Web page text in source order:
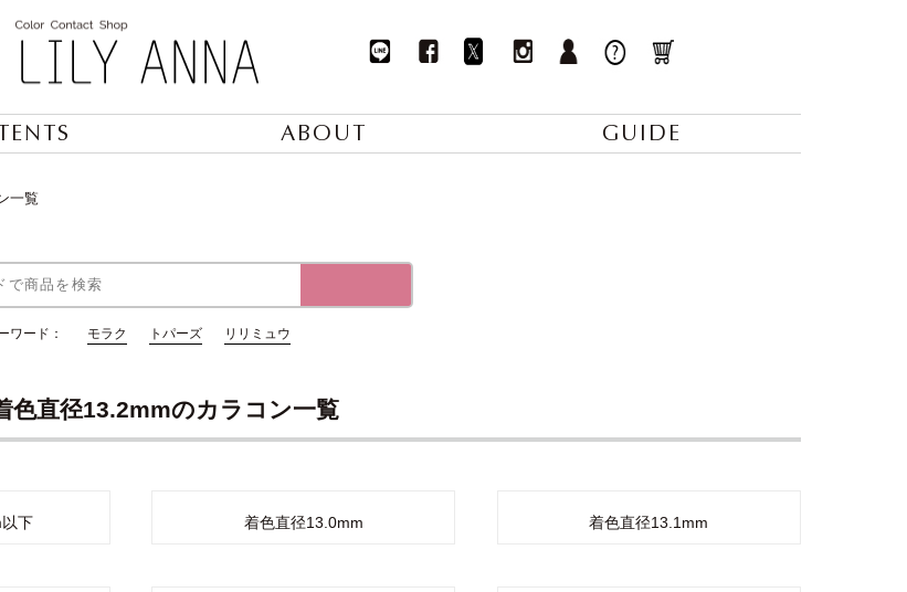
ABOUT GUIDE
一覧
ワード： モラク トパーズ リリミュウ
色直径13.2mmのカラコン一覧
下 着色直径13.0mm 着色直径13.1mm